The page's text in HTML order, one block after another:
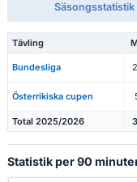
Säsongsstatistik
Tävling
Bundesliga
Österrikiska cupen
Total 2025/2026
Statistik per 90